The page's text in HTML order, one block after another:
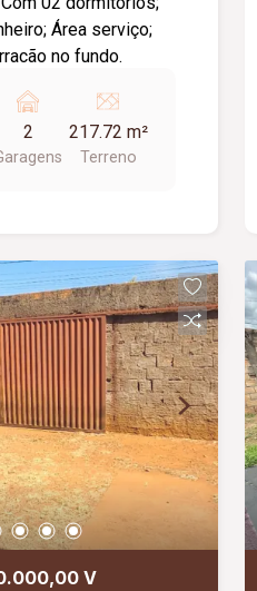
Área serviço;
no fundo.
2 217.72 m²
Terreno
V